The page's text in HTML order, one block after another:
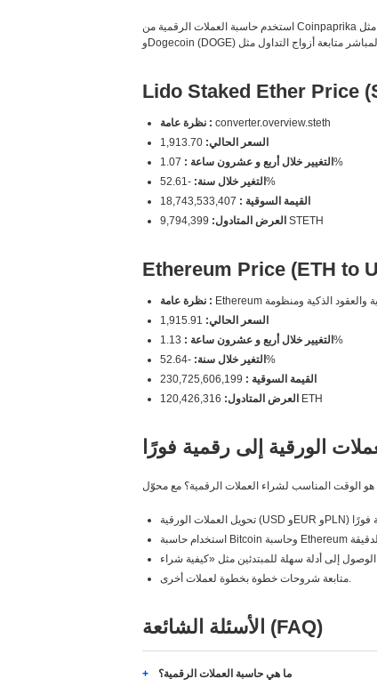
استخدم حاسبة العملات الرقمية من Coinpaprika للحصول على أدق أسعار التحويل الفورية للعملات الرقمية. قارن العملات الشائعة مثل Bitcoin (BTC) وEthereum (ETH) وCardano (ADA) وSolana (SOL)
Lido Staked Ether Price
نظرة عامة : converter.overview.steth
السعر الحالي:
التغيير خلال أربع و عشرون ساعة : 1.07%
التغير خلال سنة: -52.61%
القيمة السوقية :
العرض المتادول: 9,794,399 STETH
Ethereum Price (ETH to
نظرة عامة :
السعر الحالي:
التغيير خلال أربع و عشرون ساعة : 1.13%
التغير خلال سنة: -52.64%
القيمة السوقية :
العرض المتادول:
120,426,316 ETH
الورقية إلى رقمية فورًا
متابعة شروحات خطوة بخطوة لعملات أخرى.
الأسئلة الشائعة (FAQ)
ما هي حاسبة العملات الرقمية؟